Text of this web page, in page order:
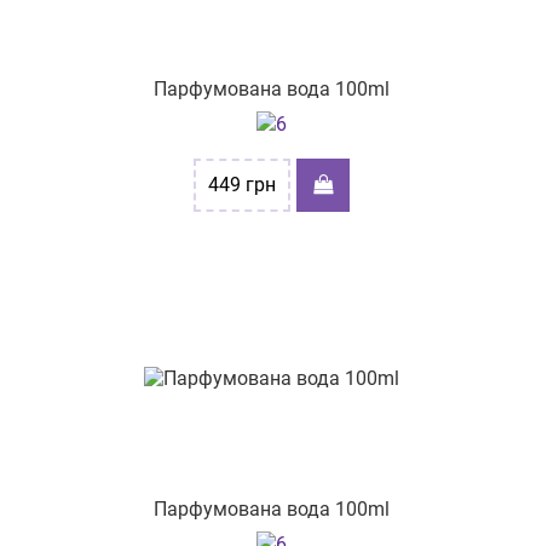
Парфумована вода 100ml
449 грн
Парфумована вода 100ml